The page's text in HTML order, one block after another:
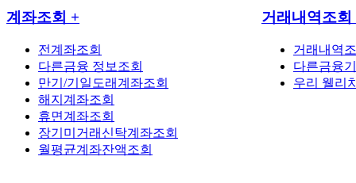
계좌조회 +
전계좌조회
다른금융 정보조회
만기/기일도래계좌조회
해지계좌조회
휴면계좌조회
장기미거래신탁계좌조회
월평균계좌잔액조회
거래내역조회
거래내역
다른금융
우리 웰리